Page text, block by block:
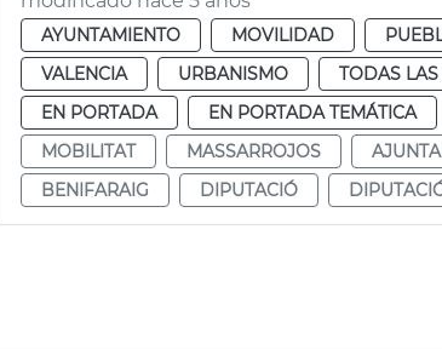
AYUNTAMIENTO MOVILIDAD
VALENCIA
URBANISMO TODAS
EN PORTADA
EN PORTADA TEMÁTICA
MOBILITAT
MASSARROJOS
BENIFARAIG
DIPUTACIÓ